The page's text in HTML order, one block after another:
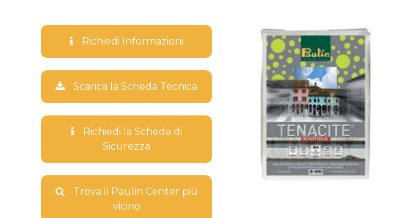
Richiedi Informazioni
Scarica la Scheda Tecnica
Richiedi la Scheda di
Sicurezza
Trova il Paulin Center più
vicino